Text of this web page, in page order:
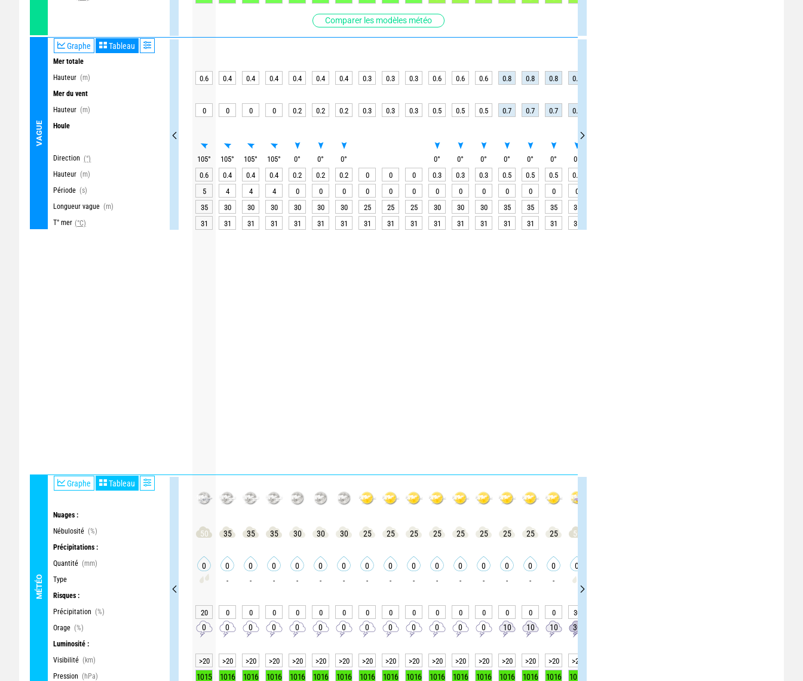
Comparer les modèles météo
VAGUE
Graphe Tableau
Mer totale
Hauteur (m)
Mer du vent
Hauteur (m)
Houle
Direction (°)
Hauteur (m)
Période (s)
Longueur vague (m)
T° mer (°C)
MÉTÉO
Graphe Tableau
Nuages :
Nébulosité (%)
Précipitations :
Quantité (mm)
Type
Risques :
Précipitation (%)
Orage (%)
Luminosité :
Visibilité (km)
Pression (hPa)
0.6 0.4 0.4 0.4 0.4 0.4 0.4 0.3 0.3 0.3 0.6 0.6 0.6 0.8 0.8 0.8 0.8
0 0 0 0 0.2 0.2 0.2 0.3 0.3 0.3 0.5 0.5 0.5 0.7 0.7 0.7 0.7
105° 105° 105° 105° 0° 0° 0° 0° 0° 0° 0° 0° 0° 0°
0.6
0.4 0.4 0.4 0.2 0.2 0.2 0 0 0 0.3 0.3 0.3 0.5 0.5 0.5 0.5
5
4 4 4 0 0 0 0 0 0 0 0 0 0 0 0 0
35
30 30 30 30 30 30 25 25 25 30 30 30 35 35 35 35
31
31 31 31 31 31 31 31 31 31 31 31 31 31 31 31 31
50 35 35 35 30 30 30 25 25 25 25 25 25 25 25 25 50
0 0 0 0 0 0 0 0 0 0 0 0 0 0 0 0 0
- - - - - - - - - - - - - - -
20 0 0 0 0 0 0 0 0 0 0 0 0 0 0 0 30
0 0 0 0 0 0 0 0 0 0 0 0 0 10 10 10 30
>20 >20 >20 >20 >20 >20 >20 >20 >20 >20 >20 >20 >20 >20 >20 >20 >20
1015 1016 1016 1016 1016 1016 1016 1016 1016 1016 1016 1016 1016 1016 1016 1016 1015